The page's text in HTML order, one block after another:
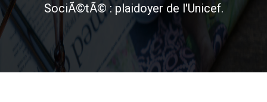
SociÃ©tÃ© : plaidoyer de l'Unicef.